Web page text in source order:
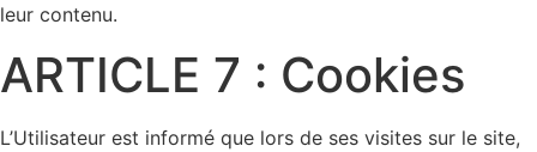
leur contenu.
ARTICLE 7 : Cookies
L’Utilisateur est informé que lors de ses visites sur le site,